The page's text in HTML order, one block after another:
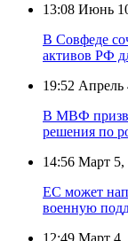
13:08 Июнь
В Совфеде
активов РФ
19:52 Апрель
В МВФ
решения по
14:56 Март 5,
ЕС может
военную
12:49 Март 4,